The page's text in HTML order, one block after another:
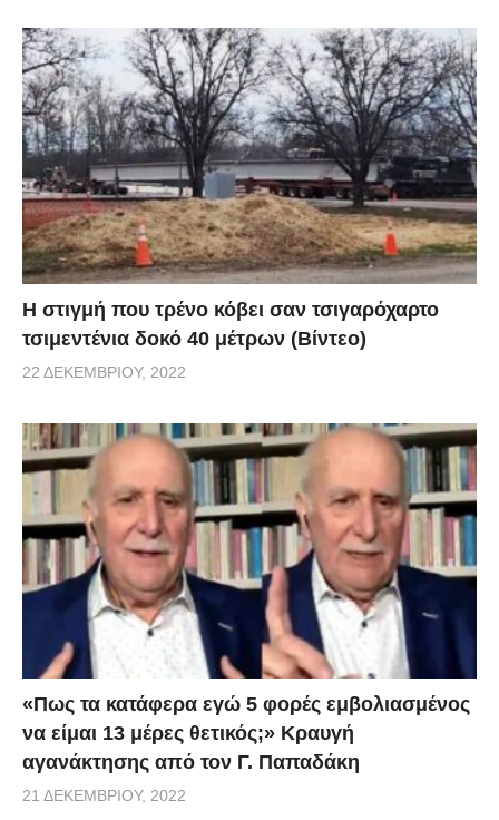
H στιγμή που τρένο κόβει σαν τσιγαρόχαρτο
τσιμεντένια δοκό 40 μέτρων (Βίντεο)
22 ΔΕΚΕΜΒΡΊΟΥ, 2022
«Πως τα κατάφερα εγώ 5 φορές εμβoλιασμένος
να είμαι 13 μέρες θετικός;» Κραυγή
αγανάκτησης από τον Γ. Παπαδάκη
21 ΔΕΚΕΜΒΡΊΟΥ, 2022